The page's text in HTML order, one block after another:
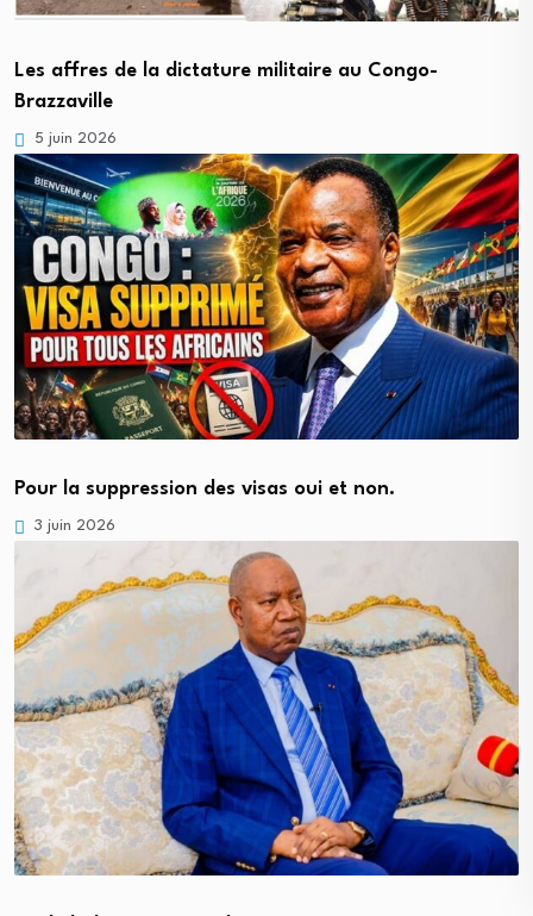
Les affres de la dictature militaire au Congo-
Brazzaville
5 juin 2026
Pour la suppression des visas oui et non.
3 juin 2026